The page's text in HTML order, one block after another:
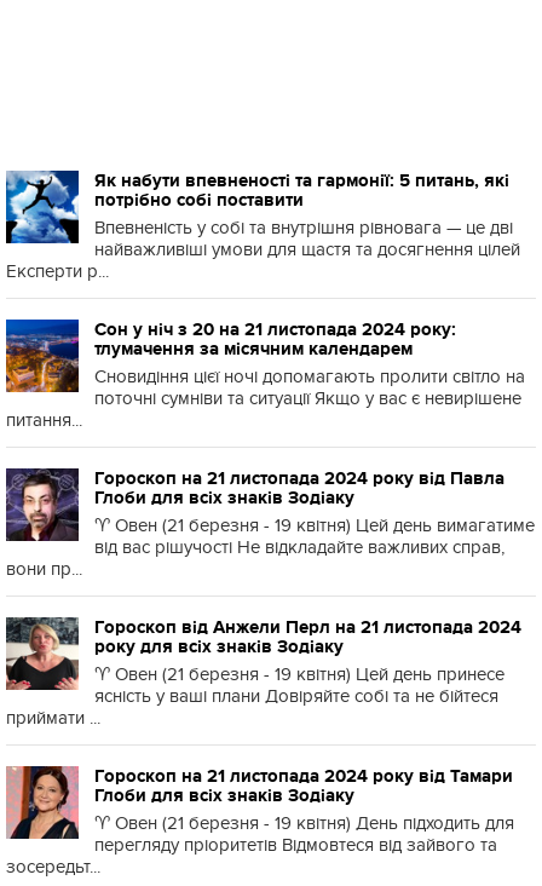
Як набути впевненості та гармонії: 5 питань, які
потрібно собі поставити
Впевненість у собі та внутрішня рівновага — це дві
найважливіші умови для щастя та досягнення цілей
Експерти р...
Сон у ніч з 20 на 21 листопада 2024 року:
тлумачення за місячним календарем
Сновидіння цієї ночі допомагають пролити світло на
поточні сумніви та ситуації Якщо у вас є невирішене
питання...
Гороскоп на 21 листопада 2024 року від Павла
Глоби для всіх знаків Зодіаку
♈️ Овен (21 березня - 19 квітня) Цей день вимагатиме
від вас рішучості Не відкладайте важливих справ,
вони пр...
Гороскоп від Анжели Перл на 21 листопада 2024
року для всіх знаків Зодіаку
♈️ Овен (21 березня - 19 квітня) Цей день принесе
ясність у ваші плани Довіряйте собі та не бійтеся
приймати ...
Гороскоп на 21 листопада 2024 року від Тамари
Глоби для всіх знаків Зодіаку
♈️ Овен (21 березня - 19 квітня) День підходить для
перегляду пріоритетів Відмовтеся від зайвого та
зосередьт...